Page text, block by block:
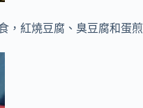
，紅燒豆腐、臭豆腐和蛋煎